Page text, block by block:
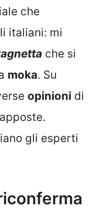
che
italiani: mi
che si
moka. Su
opinioni di
gli esperti